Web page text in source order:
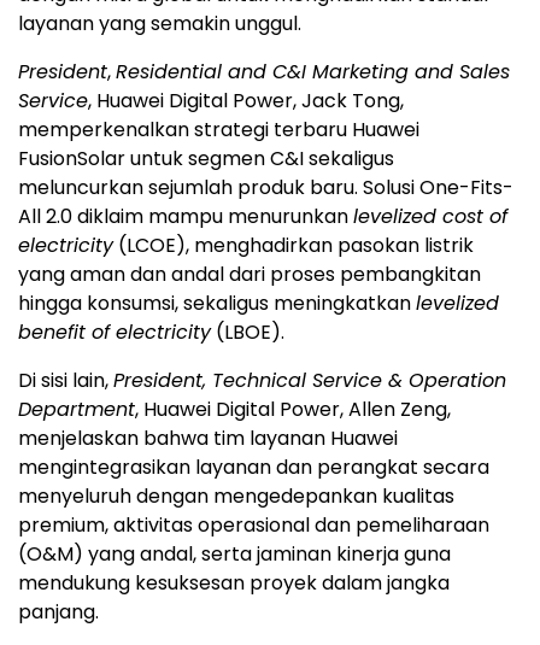
layanan yang semakin unggul.
President,Residential and C&I Marketing and Sales
Service, Huawei Digital Power, Jack Tong,
memperkenalkan strategi terbaru Huawei
FusionSolar untuk segmen C&I sekaligus
meluncurkan sejumlah produk baru. Solusi One-Fits-
All 2.0 diklaim mampu menurunkanlevelized cost of
electricity(LCOE), menghadirkan pasokan listrik
yang aman dan andal dari proses pembangkitan
hingga konsumsi, sekaligus meningkatkanlevelized
benefit of electricity(LBOE).
Di sisi lain,President, Technical Service & Operation
Department, Huawei Digital Power, Allen Zeng,
menjelaskan bahwa tim layanan Huawei
mengintegrasikan layanan dan perangkat secara
menyeluruh dengan mengedepankan kualitas
premium, aktivitas operasional dan pemeliharaan
(O&M) yang andal, serta jaminan kinerja guna
mendukung kesuksesan proyek dalam jangka
panjang.